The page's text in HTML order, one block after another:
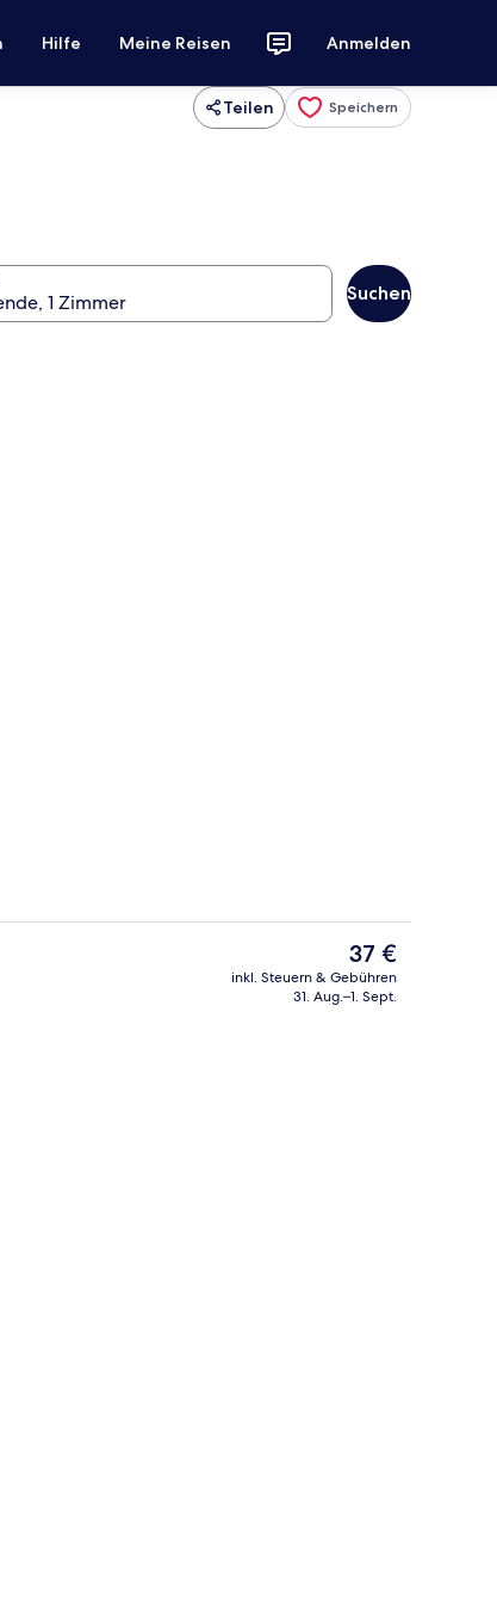
Hilfe Meine Reisen Anmelden
Teilen Speichern
Suchen
Der
aktuelle
Preis
37 €
inkl. Steuern & Gebühren
31. Aug.–1. Sept.